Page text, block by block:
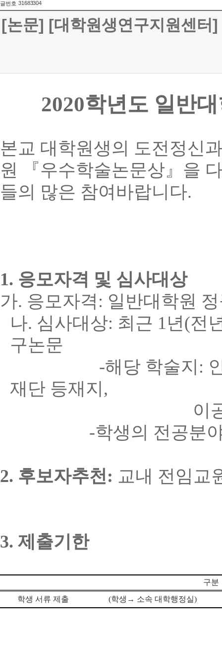
글번호 31683304
[논문] [대학원생연구지원센터
2020학년도 일반
본교 대학원생의 도전정신
원
『우수학술논문상』 을
들의 많은 참여바랍니다.
1. 응모자격 및 심사대상
가. 응모자격 : 일반대학원
나. 심사대상: 최근 1년(전
구논문
-해당 학술지 :
재단 등재지 ,
이
-학생의 전공분
2. 후보자추천: 교내 전임교
3. 제출기한
구분
학생 서류 제출 (학생 → 소속 대학행정실)